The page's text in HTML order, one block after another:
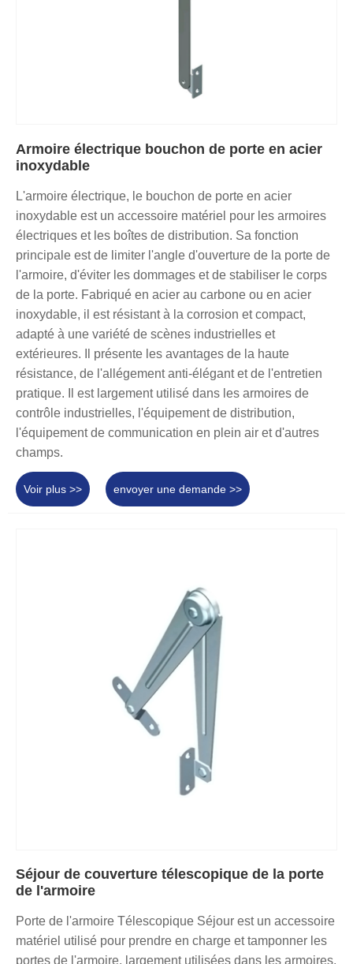
Armoire électrique bouchon de porte en acier
inoxydable
L'armoire électrique, le bouchon de porte en acier
inoxydable est un accessoire matériel pour les armoires
électriques et les boîtes de distribution. Sa fonction
principale est de limiter l'angle d'ouverture de la porte de
l'armoire, d'éviter les dommages et de stabiliser le corps
de la porte. Fabriqué en acier au carbone ou en acier
inoxydable, il est résistant à la corrosion et compact,
adapté à une variété de scènes industrielles et
extérieures. Il présente les avantages de la haute
résistance, de l'allégement anti-élégant et de l'entretien
pratique. Il est largement utilisé dans les armoires de
contrôle industrielles, l'équipement de distribution,
l'équipement de communication en plein air et d'autres
champs.
Voir plus >> envoyer une demande >>
Séjour de couverture télescopique de la porte
de l'armoire
Porte de l'armoire Télescopique Séjour est un accessoire
matériel utilisé pour prendre en charge et tamponner les
portes de l'armoire, largement utilisées dans les armoires,